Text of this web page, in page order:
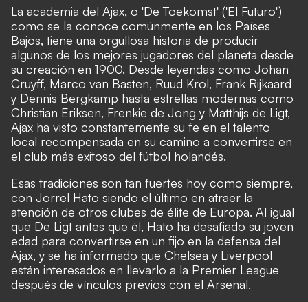
La academia del Ajax, o 'De Toekomst' ('El Futuro')
como se la conoce comúnmente en los Países
Bajos, tiene una orgullosa historia de producir
algunos de los mejores jugadores del planeta desde
su creación en 1900. Desde leyendas como Johan
Cruyff, Marco van Basten, Ruud Krol, Frank Rijkaard
y Dennis Bergkamp hasta estrellas modernas como
Christian Eriksen, Frenkie de Jong y Matthijs de Ligt,
Ajax ha visto constantemente su fe en el talento
local recompensada en su camino a convertirse en
el club más exitoso del fútbol holandés.
Esas tradiciones son tan fuertes hoy como siempre,
con Jorrel Hato siendo el último en atraer la
atención de otros clubes de élite de Europa. Al igual
que De Ligt antes que él, Hato ha desafiado su joven
edad para convertirse en un fijo en la defensa del
Ajax, y se ha informado que Chelsea y Liverpool
están interesados en llevarlo a la Premier League
después de vínculos previos con el Arsenal.